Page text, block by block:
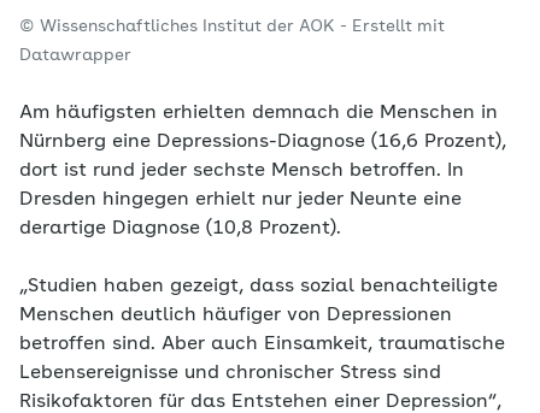
© Wissenschaftliches Institut der AOK - Erstellt mit
Datawrapper
Am häufigsten erhielten demnach die Menschen in
Nürnberg eine Depressions-Diagnose (16,6 Prozent),
dort ist rund jeder sechste Mensch betroffen. In
Dresden hingegen erhielt nur jeder Neunte eine
derartige Diagnose (10,8 Prozent).
„Studien haben gezeigt, dass sozial benachteiligte
Menschen deutlich häufiger von Depressionen
betroffen sind. Aber auch Einsamkeit, traumatische
Lebensereignisse und chronischer Stress sind
Risikofaktoren für das Entstehen einer Depression“,